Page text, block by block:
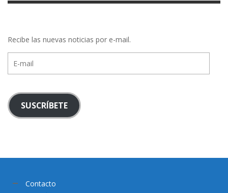
Recibe las nuevas noticias por e-mail.
mail
SUSCRÍBETE
Contacto